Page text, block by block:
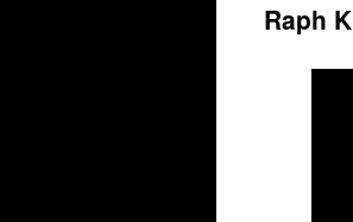
Raph K